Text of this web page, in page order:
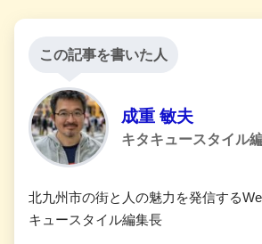
この記事を書いた人
成重 敏夫
キタキュースタイル
北九州市の街と人の魅力を発信する
キュースタイル編集長